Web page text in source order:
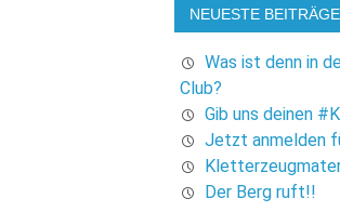
NEUESTE BEITRÄGE
Was ist denn in
Club?
Gib uns deinen
Jetzt anmelden
Der Berg ruft!!